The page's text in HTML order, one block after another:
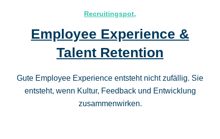
Recruitingspot,
Employee Experience &
Talent Retention
Gute Employee Experience entsteht nicht zufällig. Sie
entsteht, wenn Kultur, Feedback und Entwicklung
zusammenwirken.